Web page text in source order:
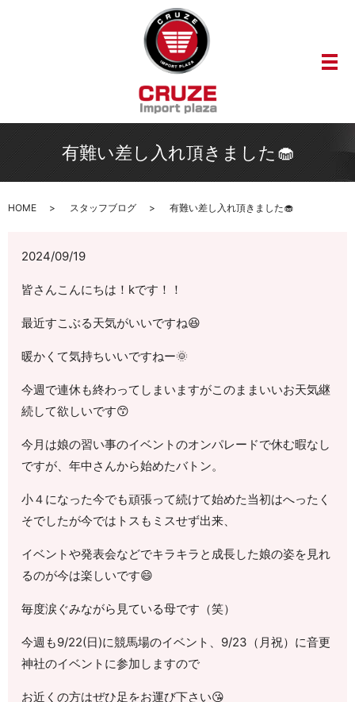
メ
有難い差し入れ頂きました🧁
HOME スタッフブログ 有難い差し入れ頂きました🧁
2024/09/19
皆さんこんにちは！kです！！
最近すこぶる天気がいいですね😆
暖かくて気持ちいいですねー🌞
今週で連休も終わってしまいますがこのままいいお天気継
続して欲しいです😙
今月は娘の習い事のイベントのオンパレードで休む暇なし
ですが、年中さんから始めたバトン。
小４になった今でも頑張って続けて始めた当初はへったく
そでしたが今ではトスもミスせず出来、
イベントや発表会などでキラキラと成長した娘の姿を見れ
るのが今は楽しいです😄
毎度涙ぐみながら見ている母です（笑）
今週も9/22(日)に競馬場のイベント、9/23（月祝）に音更
神社のイベントに参加しますので
お近くの方はぜひ足をお運び下さい😘